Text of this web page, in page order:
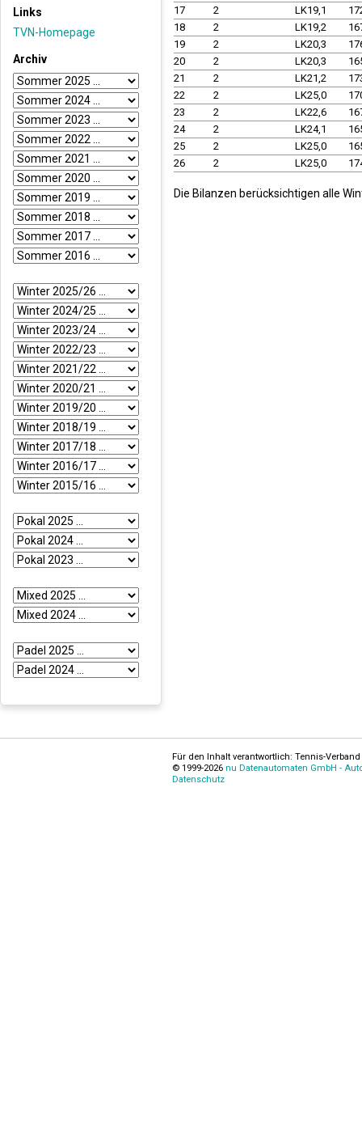
Links
TVN-Homepage
Archiv
17
2 LK19,1
18
2 LK19,2
19
2 LK20,3
20
2 LK20,3
21
2 LK21,2
22
2 LK25,0
23
2 LK22,6
24
2 LK24,1
25
2 LK25,0
26
2 LK25,0
Die Bilanzen berücksichtigen alle
Für den Inhalt verantwortlich: Tennis-
© 1999-2026 nu Datenautomaten GmbH -
Datenschutz